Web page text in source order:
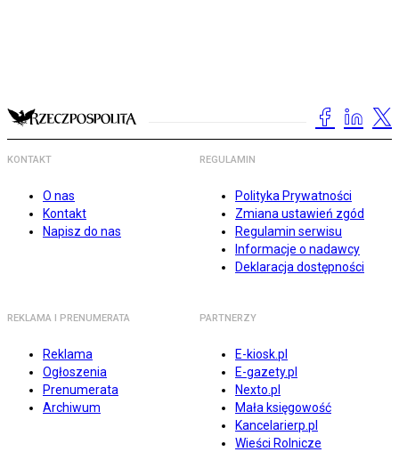
KONTAKT
O nas
Kontakt
Napisz do nas
REGULAMIN
Polityka Prywatności
Zmiana ustawień zgód
Regulamin serwisu
Informacje o nadawcy
Deklaracja dostępności
REKLAMA I PRENUMERATA
Reklama
Ogłoszenia
Prenumerata
Archiwum
PARTNERZY
E-kiosk.pl
E-gazety.pl
Nexto.pl
Mała księgowość
Kancelarierp.pl
Wieści Rolnicze